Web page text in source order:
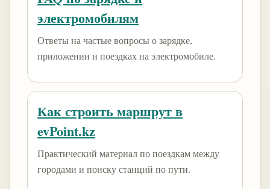
электромобилям
Ответы на частые вопросы о зарядке,
приложении и поездках на электромобиле.
Как строить маршрут в
evPoint.kz
Практический материал по поездкам между
городами и поиску станций по пути.